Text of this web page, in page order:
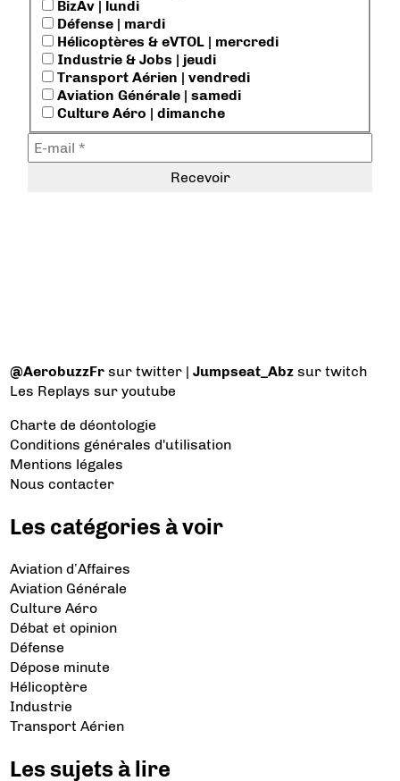
BizAv | lundi
Défense | mardi
Hélicoptères & eVTOL | mercredi
Industrie & Jobs | jeudi
Transport Aérien | vendredi
Aviation Générale | samedi
Culture Aéro | dimanche
@AerobuzzFr sur twitter |Jumpseat_Abz sur twitch
Les Replays sur youtube
Charte de déontologie
Conditions générales d'utilisation
Mentions légales
Nous contacter
Les catégories à voir
Aviation d’Affaires
Aviation Générale
Culture Aéro
Débat et opinion
Défense
Dépose minute
Hélicoptère
Industrie
Transport Aérien
Les sujets à lire